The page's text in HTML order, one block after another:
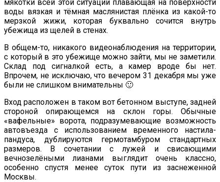
мякотки всей этой ситуации плавающая на поверхности
воды вязкая и тёмная маслянистая плёнка из какой-то
мерзкой жижи, которая буквально сочится внутрь
убежища из щелей в стенах.
В общем-то, никакого видеонаблюдения на территории,
с который в это убежище можно зайти, мы не заметили.
Склад под сигналкой есть, а камер вроде бы нет.
Впрочем, не исключаю, что вечером 31 декабря мы уже
были не слишком внимательны 🙂
Вход расположен в таком вот бетонном выступе, задней
стороной опирающемся на склон горы. Обычные
«вафельные» ворота, подразумевающие возможность
автовъезда с использованием временного настила-
пандуса, дублируются гермотамбуром стандартных
размеров. В сочетании с лужей и свисающими
вечнозелёными лианами выглядит очень классно,
особенно спустя менее суток пути из заснеженной
Москвы.